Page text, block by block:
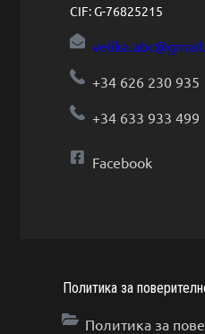
CIF: G-76825215
+34 626 230 935
+34 633 933 499
Facebook
Политика за
Политика за